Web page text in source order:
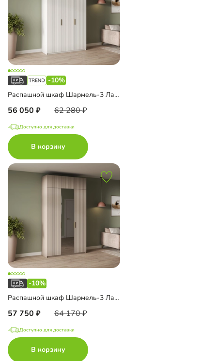
-10%
Распашной шкаф Шармель-3 Лайф с антресолью
56 050 62 280
Доступно для доставки
В корзину
-10%
Распашной шкаф Шармель-3 Лайф с зеркалом и антресолью
57 750 64 170
Доступно для доставки
В корзину